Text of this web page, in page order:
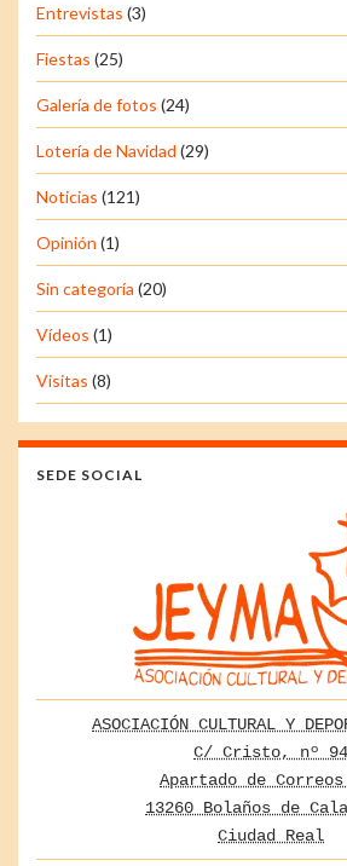
Entrevistas (3)
Fiestas (25)
Galería de fotos (24)
Lotería de Navidad (29)
Noticias (121)
Opinión (1)
Sin categoría (20)
Vídeos (1)
Visitas (8)
SEDE SOCIAL
ASOCIACIÓN CULTURAL Y
C/ Cristo, nº 94
Apartado de
13260 Bolaños de
Ciudad Real